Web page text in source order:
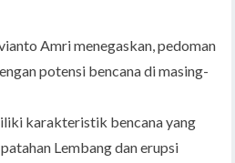
Amri menegaskan, pedoman
potensi bencana di masing-
karakteristik bencana yang
Lembang dan erupsi